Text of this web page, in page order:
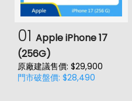
01 Apple iPhone 17
(256G)
原廠建議售價: $29,900
門市破盤價: $28,490